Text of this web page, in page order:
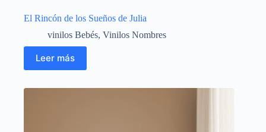
El Rincón de los Sueños de Julia
vinilos Bebés, Vinilos Nombres
Leer más